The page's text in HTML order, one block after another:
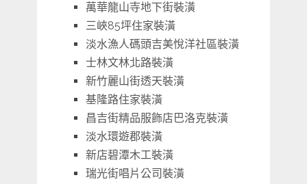
萬華龍山寺地下街裝潢
三峽85坪住家裝潢
淡水漁人碼頭吉美悅洋社區裝潢
士林文林北路裝潢
新竹麗山街透天裝潢
基隆路住家裝潢
昌吉街精品服飾店巴洛克裝潢
淡水環遊郡裝潢
新店碧潭木工裝潢
瑞光街唱片公司裝潢